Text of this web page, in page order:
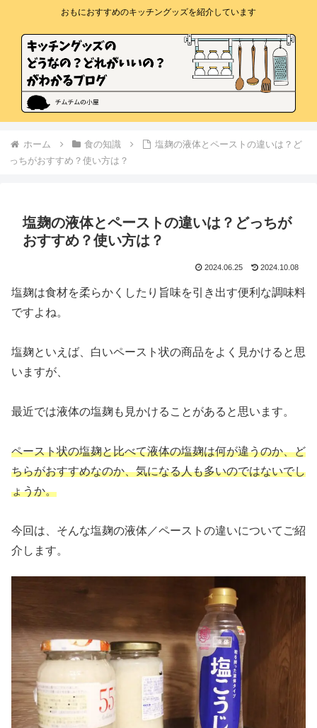
おもにおすすめのキッチングッズを紹介しています
ホーム 食の知識
塩麹の液体とペーストの違いは？ど
っちがおすすめ？使い方は？
塩麹の液体とペーストの違いは？どっちが
おすすめ？使い方は？
2024.06.25 2024.10.08
塩麹は食材を柔らかくしたり旨味を引き出す便利な調味料
ですよね。
塩麹といえば、白いペースト状の商品をよく見かけると思
いますが、
最近では液体の塩麹も見かけることがあると思います。
ペースト状の塩麹と比べて液体の塩麹は何が違うのか、ど
ちらがおすすめなのか、気になる人も多いのではないでし
ょうか。
今回は、そんな塩麹の液体／ペーストの違いについてご紹
介します。